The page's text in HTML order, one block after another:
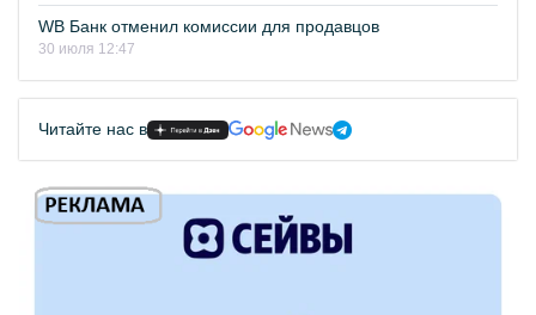
WB Банк отменил комиссии для продавцов
30 июля 12:47
Читайте нас в